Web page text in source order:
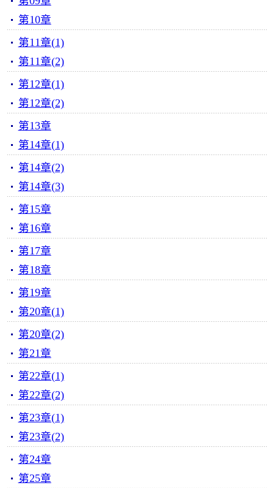
第10章
第11章(1)
第11章(2)
第12章(1)
第12章(2)
第13章
第14章(1)
第14章(2)
第14章(3)
第15章
第16章
第17章
第18章
第19章
第20章(1)
第20章(2)
第21章
第22章(1)
第22章(2)
第23章(1)
第23章(2)
第24章
第25章